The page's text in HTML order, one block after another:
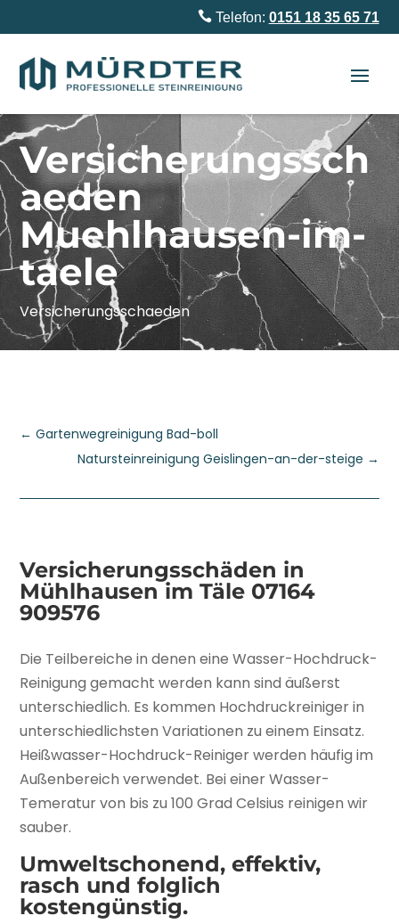
Telefon: 0151 18 35 65 71
Versicherungssch
aeden
Muehlhausen-im-
taele
Versicherungsschaeden
←Gartenwegreinigung Bad-boll
Natursteinreinigung Geislingen-an-der-steige →
Versicherungsschäden in
Mühlhausen im Täle 07164
909576
Die Teilbereiche in denen eine Wasser-Hochdruck-
Reinigung gemacht werden kann sind äußerst
unterschiedlich. Es kommen Hochdruckreiniger in
unterschiedlichsten Variationen zu einem Einsatz.
Heißwasser-Hochdruck-Reiniger werden häufig im
Außenbereich verwendet. Bei einer Wasser-
Temeratur von bis zu 100 Grad Celsius reinigen wir
sauber.
Umweltschonend, effektiv,
rasch und folglich
kostengünstig.